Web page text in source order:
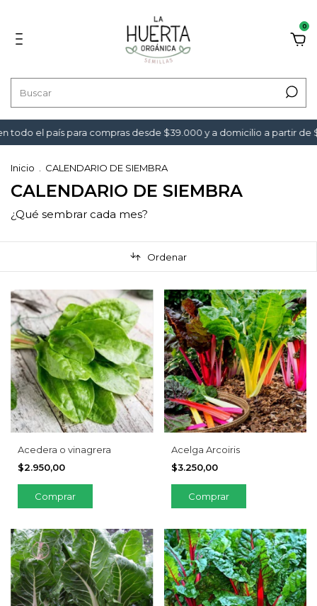
0
el país para compras desde $39.000 y a domicilio a partir de
Inicio CALENDARIO DE SIEMBRA
CALENDARIO DE SIEMBRA
¿Qué sembrar cada mes?
Ordenar
Acedera o vinagrera
$2.950,00
Acelga Arcoiris
$3.250,00